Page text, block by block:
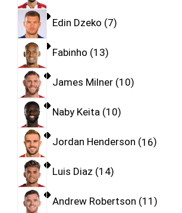
Edin Dzeko 7
Fabinho 13
James Milner 10
Naby Keita 10
Jordan Henderson 16
Luis Diaz 14
Andrew Robertson 11